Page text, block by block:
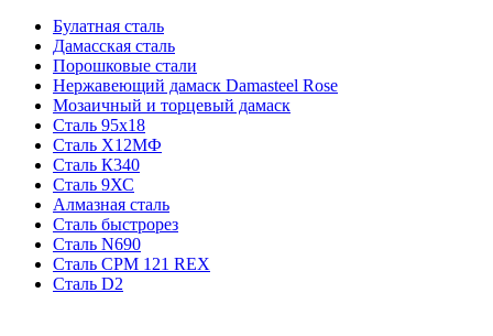
Булатная сталь
Дамасская сталь
Порошковые стали
Нержавеющий дамаск Damasteel Rose
Мозаичный и торцевый дамаск
Сталь 95х18
Сталь Х12МФ
Сталь К340
Сталь 9ХС
Алмазная сталь
Сталь быстрорез
Сталь N690
Сталь CPM 121 REX
Сталь D2